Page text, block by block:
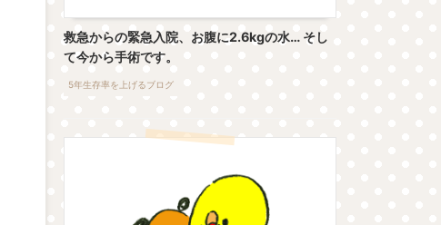
救急からの緊急入院、お腹に2.6kgの水… そし
て今から手術です。
5年生存率を上げるブログ